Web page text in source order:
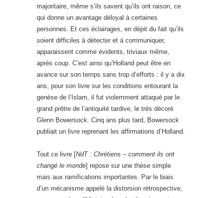
majoritaire, même s’ils savent qu’ils ont raison, ce
qui donne un avantage déloyal à certaines
personnes. Et ces éclairages, en dépit du fait qu’ils
soient difficiles à détecter et à communiquer,
apparaissent comme évidents, triviaux même,
après coup. C’est ainsi qu’Holland peut être en
avance sur son temps sans trop d’efforts : il y a dix
ans, pour son livre sur les conditions entourant la
genèse de l’Islam, il fut violemment attaqué par le
grand prêtre de l’antiquité tardive, le très décoré
Glenn Bowersock. Cinq ans plus tard, Bowersock
publiait un livre reprenant les affirmations d’Holland.
Tout ce livre [NdT : Chrétiens – comment ils ont
changé le monde] repose sur une thèse simple
mais aux ramifications importantes. Par le biais
d’un mécanisme appelé la distorsion rétrospective,